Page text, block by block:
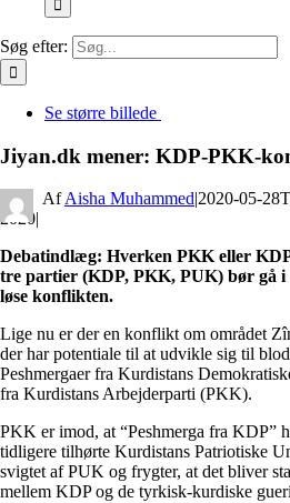
Søg efter:
Se større billede
Jiyan.dk mener: KDP-PKK-
By Aisha Muhammed|2020-05-
2020|
Debatindlæg: Hverken PKK eller
tre partier (KDP, PKK, PUK) bør gå i
løse konflikten.
Lige nu er der en konflikt om området
der har potentiale til at udvikle sig til
Peshmergaer fra Kurdistans
fra Kurdistans Arbejderparti (PKK).
PKK er imod, at “Peshmerga fra KDP”
tidligere tilhørte Kurdistans Patriotiske
svigtet af PUK og frygter, at det bliver
mellem KDP og de tyrkisk-kurdiske